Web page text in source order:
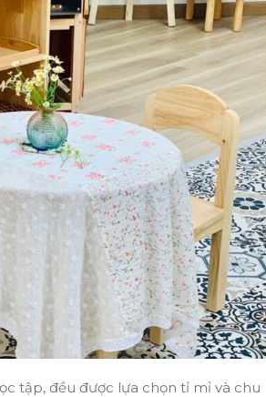
tập, đều được lựa chọn tỉ mỉ và chu